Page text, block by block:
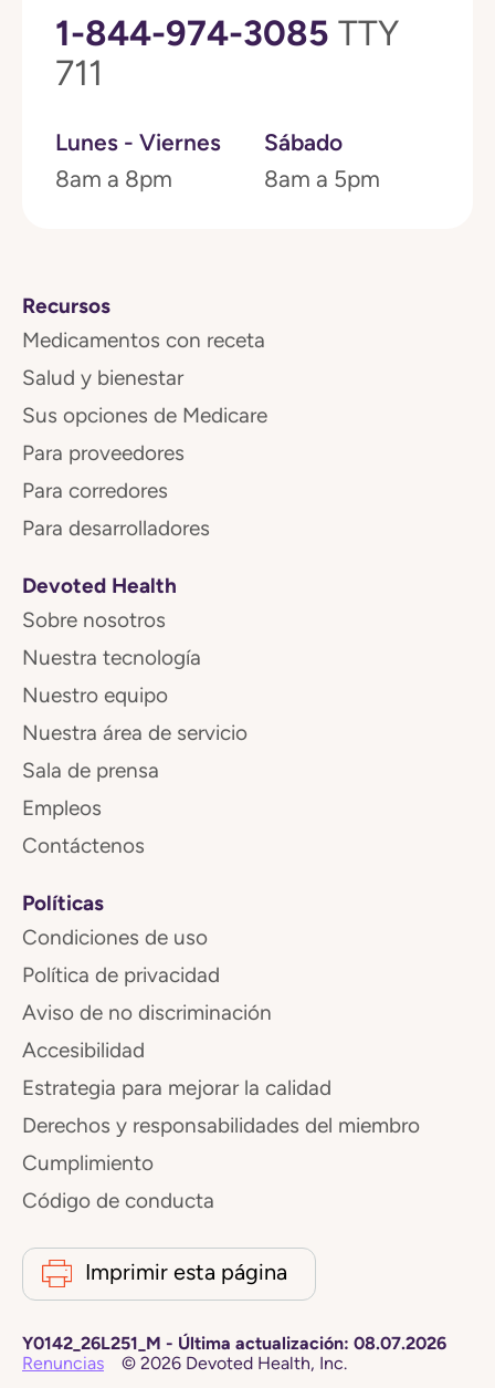
1-844-974-3085 TTY
711
Lunes - Viernes
8am a 8pm
Sábado
8am a 5pm
Recursos
Medicamentos con receta
Salud y bienestar
Sus opciones de Medicare
Para proveedores
Para corredores
Para desarrolladores
Devoted Health
Sobre nosotros
Nuestra tecnología
Nuestro equipo
Nuestra área de servicio
Sala de prensa
Empleos
Contáctenos
Políticas
Condiciones de uso
Política de privacidad
Aviso de no discriminación
Accesibilidad
Estrategia para mejorar la calidad
Derechos y responsabilidades del miembro
Cumplimiento
Código de conducta
Imprimir esta página
Y0142_26L251_M - Última actualización: 08.07.2026
Renuncias
© 2026 Devoted Health, Inc.